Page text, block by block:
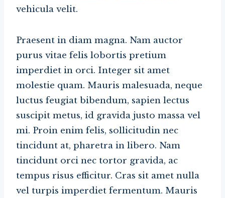
vehicula velit.
Praesent in diam magna. Nam auctor
purus vitae felis lobortis pretium
imperdiet in orci. Integer sit amet
molestie quam. Mauris malesuada, neque
luctus feugiat bibendum, sapien lectus
suscipit metus, id gravida justo massa vel
mi. Proin enim felis, sollicitudin nec
tincidunt at, pharetra in libero. Nam
tincidunt orci nec tortor gravida, ac
tempus risus efficitur. Cras sit amet nulla
vel turpis imperdiet fermentum. Mauris